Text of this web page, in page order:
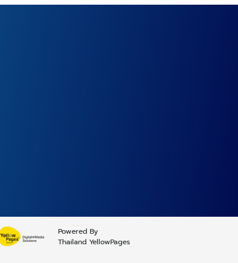
Powered By
Thailand YellowPages